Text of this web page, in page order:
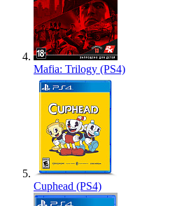
Mafia: Trilogy (PS4)
Cuphead (PS4)